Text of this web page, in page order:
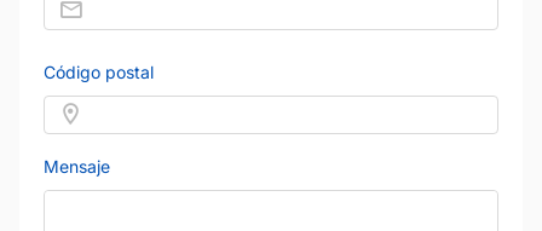
Código postal
Mensaje